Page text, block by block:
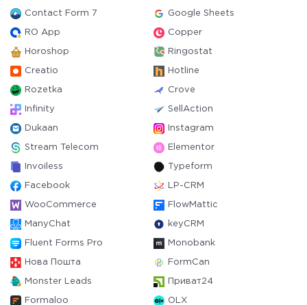
Contact Form 7 Google Sheets
RO App Copper
Horoshop Ringostat
Creatio Hotline
Rozetka Crove
Infinity SellAction
Dukaan Instagram
Stream Telecom Elementor
Invoiless Typeform
Facebook LP-CRM
WooCommerce FlowMattic
ManyChat keyCRM
Fluent Forms Pro Monobank
Нова Пошта FormCan
Monster Leads Приват24
Formaloo OLX